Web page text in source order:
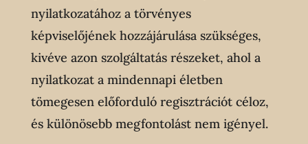
nyilatkozatához a törvényes
képviselőjének hozzájárulása szükséges,
kivéve azon szolgáltatás részeket, ahol a
nyilatkozat a mindennapi életben
tömegesen előforduló regisztrációt céloz,
és különösebb megfontolást nem igényel.